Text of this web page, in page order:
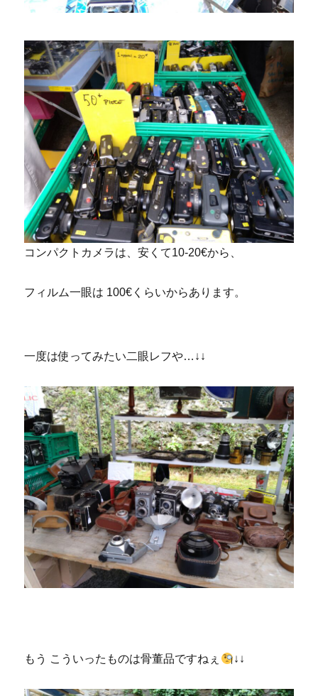
コンパクトカメラは、安くて10-20€から、
フィルム一眼は 100€くらいからあります。
一度は使ってみたい二眼レフや…↓↓
もう こういったものは骨董品ですねぇ ↓↓